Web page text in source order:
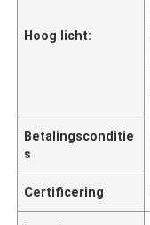
Hoog licht:
Betalingsconditie
s
Certificering